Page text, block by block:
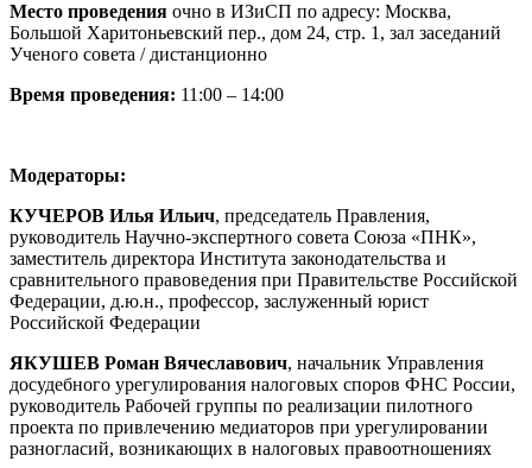
Место проведения очно в ИЗиСП по адресу: Москва,
Большой Харитоньевский пер., дом 24, стр. 1, зал заседаний
Ученого совета / дистанционно
Время проведения: 11:00 – 14:00
Модераторы:
КУЧЕРОВ Илья Ильич, председатель Правления,
руководитель Научно-экспертного совета Союза «ПНК»,
заместитель директора Института законодательства и
сравнительного правоведения при Правительстве Российской
Федерации, д.ю.н., профессор, заслуженный юрист
Российской Федерации
ЯКУШЕВ Роман Вячеславович, начальник Управления
досудебного урегулирования налоговых споров ФНС России,
руководитель Рабочей группы по реализации пилотного
проекта по привлечению медиаторов при урегулировании
разногласий, возникающих в налоговых правоотношениях